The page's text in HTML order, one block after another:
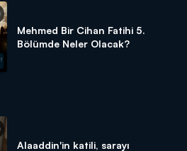
Mehmed Bir Cihan Fatihi 5.
Bölümde Neler Olacak?
Alaaddin'in katili, sarayı